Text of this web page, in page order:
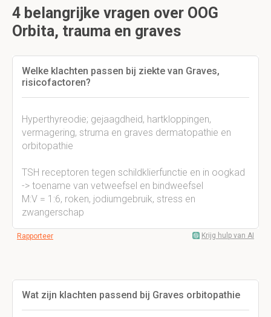
4 belangrijke vragen over OOG
Orbita, trauma en graves
Welke klachten passen bij ziekte van Graves,
risicofactoren?
Hyperthyreodie; gejaagdheid, hartkloppingen,
vermagering, struma en graves dermatopathie en
orbitopathie
TSH receptoren tegen schildklierfunctie en in oogkad
-> toename van vetweefsel en bindweefsel
M:V = 1:6, roken, jodiumgebruik, stress en
zwangerschap
Rapporteer Krijg hulp van AI
Wat zijn klachten passend bij Graves orbitopathie